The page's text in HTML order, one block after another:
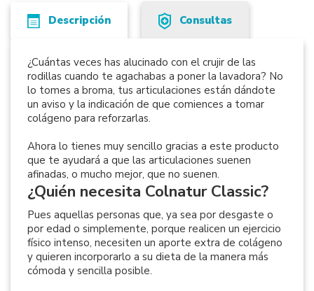
Descripción Consultas
¿Cuántas veces has alucinado con el crujir de las
rodillas cuando te agachabas a poner la lavadora? No
lo tomes a broma, tus articulaciones están dándote
un aviso y la indicación de que comiences a tomar
colágeno para reforzarlas.
Ahora lo tienes muy sencillo gracias a este producto
que te ayudará a que las articulaciones suenen
afinadas, o mucho mejor, que no suenen.
¿Quién necesita Colnatur Classic?
Pues aquellas personas que, ya sea por desgaste o
por edad o simplemente, porque realicen un ejercicio
físico intenso, necesiten un aporte extra de colágeno
y quieren incorporarlo a su dieta de la manera más
cómoda y sencilla posible.